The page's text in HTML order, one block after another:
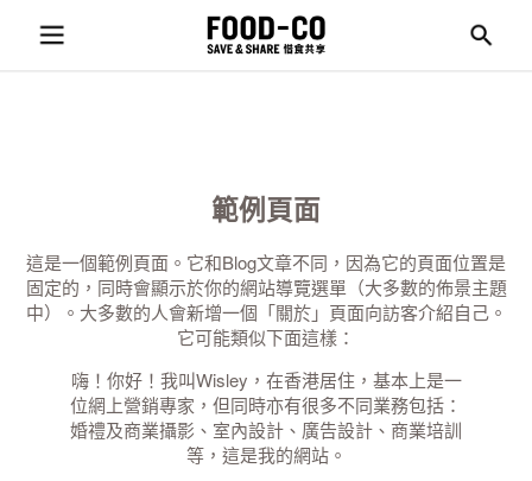
範例頁面
這是一個範例頁面。它和Blog文章不同，因為它的頁面位置是
固定的，同時會顯示於你的網站導覽選單（大多數的佈景主題
中）。大多數的人會新增一個「關於」頁面向訪客介紹自己。
它可能類似下面這樣：
嗨！你好！我叫Wisley，在香港居住，基本上是一
位網上營銷專家，但同時亦有很多不同業務包括：
婚禮及商業攝影、室內設計、廣告設計、商業培訓
等，這是我的網站。